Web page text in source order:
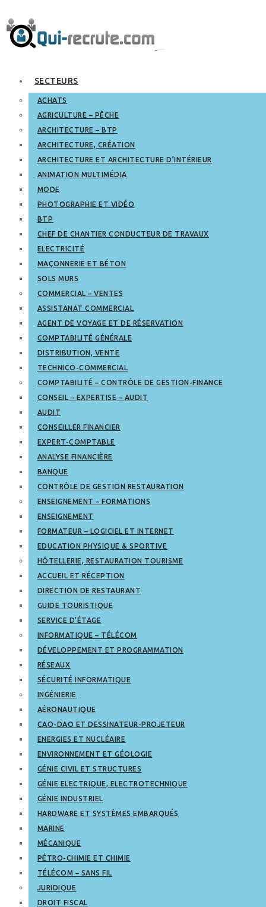
SECTEURS
ACHATS
AGRICULTURE – PÊCHE
ARCHITECTURE – BTP
ARCHITECTURE, CRÉATION
ARCHITECTURE ET ARCHITECTURE D’INTÉRIEUR
ANIMATION MULTIMÉDIA
MODE
PHOTOGRAPHIE ET VIDÉO
BTP
CHEF DE CHANTIER CONDUCTEUR DE TRAVAUX
ELECTRICITÉ
MAÇONNERIE ET BÉTON
SOLS MURS
COMMERCIAL – VENTES
ASSISTANAT COMMERCIAL
AGENT DE VOYAGE ET DE RÉSERVATION
COMPTABILITÉ GÉNÉRALE
DISTRIBUTION, VENTE
TECHNICO-COMMERCIAL
COMPTABILITÉ – CONTRÔLE DE GESTION-FINANCE
CONSEIL – EXPERTISE – AUDIT
AUDIT
CONSEILLER FINANCIER
EXPERT-COMPTABLE
ANALYSE FINANCIÈRE
BANQUE
CONTRÔLE DE GESTION RESTAURATION
ENSEIGNEMENT – FORMATIONS
ENSEIGNEMENT
FORMATEUR – LOGICIEL ET INTERNET
EDUCATION PHYSIQUE & SPORTIVE
HÔTELLERIE, RESTAURATION TOURISME
ACCUEIL ET RÉCEPTION
DIRECTION DE RESTAURANT
GUIDE TOURISTIQUE
SERVICE D’ÉTAGE
INFORMATIQUE – TÉLÉCOM
DÉVELOPPEMENT ET PROGRAMMATION
RÉSEAUX
SÉCURITÉ INFORMATIQUE
INGÉNIERIE
AÉRONAUTIQUE
CAO-DAO ET DESSINATEUR-PROJETEUR
ENERGIES ET NUCLÉAIRE
ENVIRONNEMENT ET GÉOLOGIE
GÉNIE CIVIL ET STRUCTURES
GÉNIE ELECTRIQUE, ELECTROTECHNIQUE
GÉNIE INDUSTRIEL
HARDWARE ET SYSTÈMES EMBARQUÉS
MARINE
MÉCANIQUE
PÉTRO-CHIMIE ET CHIMIE
TÉLÉCOM – SANS FIL
JURIDIQUE
DROIT FISCAL